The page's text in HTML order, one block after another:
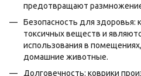
предотвращают
Безопасность для здоровья:
токсичных веществ и
использования в
домашние животные.
Долговечность: коврики